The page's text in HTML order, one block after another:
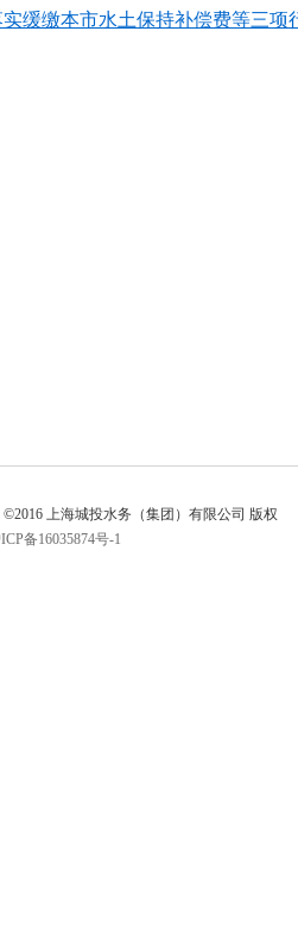
实缓缴本市水土保持补偿费等三
©2016 上海城投水务（集团）有限公司 版权
备16035874号-1